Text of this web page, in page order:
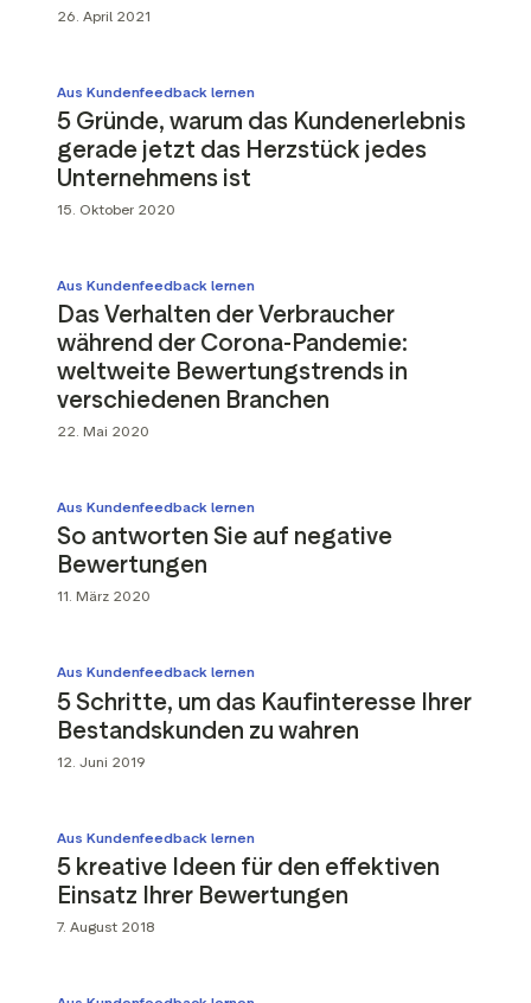
26. April 2021
Aus Kundenfeedback lernen
5 Gründe, warum das Kundenerlebnis
gerade jetzt das Herzstück jedes
Unternehmens ist
15. Oktober 2020
Aus Kundenfeedback lernen
Das Verhalten der Verbraucher
während der Corona-Pandemie:
weltweite Bewertungstrends in
verschiedenen Branchen
22. Mai 2020
Aus Kundenfeedback lernen
So antworten Sie auf negative
Bewertungen
11. März 2020
Aus Kundenfeedback lernen
5 Schritte, um das Kaufinteresse Ihrer
Bestandskunden zu wahren
12. Juni 2019
Aus Kundenfeedback lernen
5 kreative Ideen für den effektiven
Einsatz Ihrer Bewertungen
7. August 2018